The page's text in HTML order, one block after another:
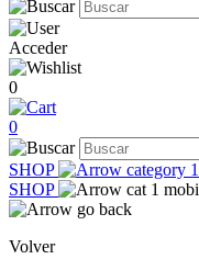
Acceder
0
0
SHOP
SHOP
Volver